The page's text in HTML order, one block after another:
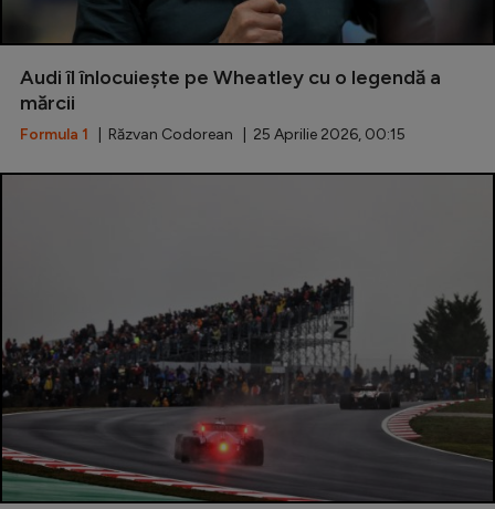
Audi îl înlocuiește pe Wheatley cu o legendă a
mărcii
Formula 1 | Răzvan Codorean | 25 Aprilie 2026, 00:15